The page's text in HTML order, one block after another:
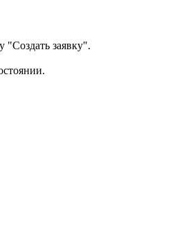
"Создать заявку".